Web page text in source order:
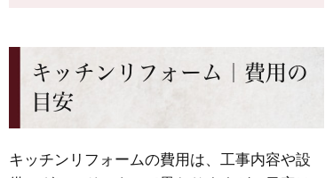
キッチンリフォーム｜費用の
目安
キッチンリフォームの費用は、工事内容や設